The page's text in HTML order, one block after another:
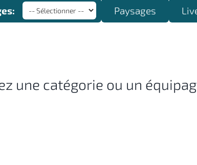
Paysages
une catégorie ou un